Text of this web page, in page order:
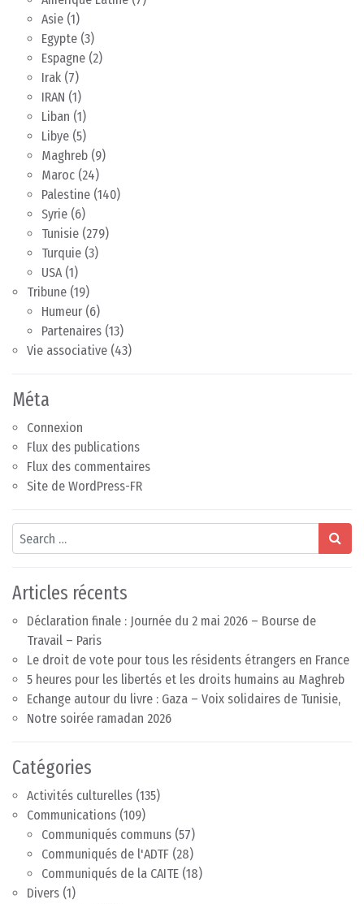
Asie (1)
Egypte (3)
Espagne (2)
Irak (7)
IRAN (1)
Liban (1)
Libye (5)
Maghreb (9)
Maroc (24)
Palestine (140)
Syrie (6)
Tunisie (279)
Turquie (3)
USA(1)
Tribune (19)
Humeur (6)
Partenaires (13)
Vie associative (43)
Méta
Connexion
Flux des publications
Flux des commentaires
Site de WordPress-FR
Search
Articles récents
Déclaration finale : Journée du 2 mai 2026 – Bourse de
Travail – Paris
Le droit de vote pour tous les résidents étrangers en France
5 heures pour les libertés et les droits humains au Maghreb
Echange autour du livre : Gaza – Voix solidaires de Tunisie,
Notre soirée ramadan 2026
Catégories
Activités culturelles (135)
Communications (109)
Communiqués communs (57)
Communiqués de l'ADTF (28)
Communiqués de la CAITE (18)
Divers (1)